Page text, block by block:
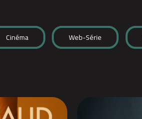
Cinéma Web-Série